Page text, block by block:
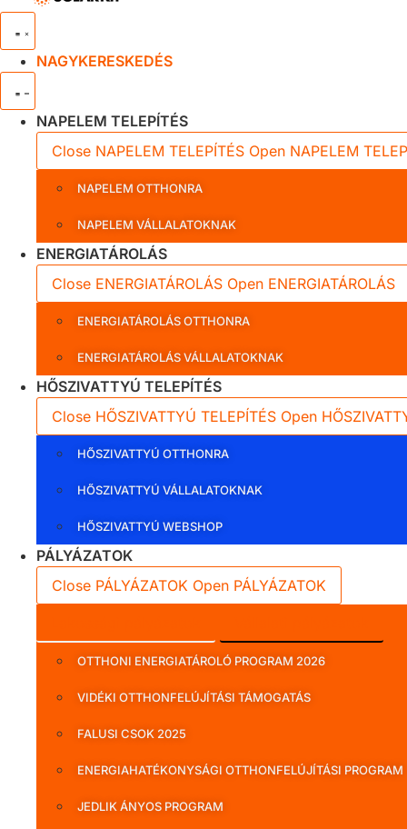
NAGYKERESKEDÉS
NAPELEM TELEPÍTÉS
Close NAPELEM TELEPÍTÉS Open NAPELEM
NAPELEM OTTHONRA
NAPELEM VÁLLALATOKNAK
ENERGIATÁROLÁS
Close ENERGIATÁROLÁS Open ENERGIATÁROLÁS
ENERGIATÁROLÁS OTTHONRA
ENERGIATÁROLÁS VÁLLALATOKNAK
HŐSZIVATTYÚ TELEPÍTÉS
Close HŐSZIVATTYÚ TELEPÍTÉS Open
HŐSZIVATTYÚ OTTHONRA
HŐSZIVATTYÚ VÁLLALATOKNAK
HŐSZIVATTYÚ WEBSHOP
PÁLYÁZATOK
Close PÁLYÁZATOK Open PÁLYÁZATOK
OTTHONI ENERGIATÁROLÓ PROGRAM 2026
VIDÉKI OTTHONFELÚJÍTÁSI TÁMOGATÁS
FALUSI CSOK 2025
ENERGIAHATÉKONYSÁGI OTTHONFELÚJÍTÁSI PROGRAM
JEDLIK ÁNYOS PROGRAM